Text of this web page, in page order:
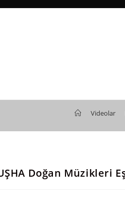
Videolar
Doğan Müzikleri